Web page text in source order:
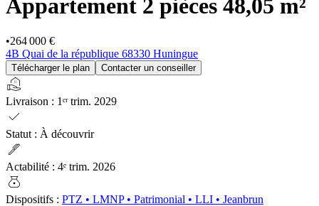
Appartement 2 pièces 48,05 m²
•264 000 €
4B Quai de la république 68330 Huningue
Télécharger le plan Contacter un conseiller
real_estate_agent
Livraison : 1ᵉʳ trim. 2029
check
Statut : À découvrir
ink_pen
Actabilité : 4ᵉ trim. 2026
money_bag
Dispositifs : PTZ • LMNP• Patrimonial • LLI • Jeanbrun